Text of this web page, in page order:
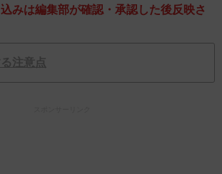
みは編集部が確認・承認した後反映さ
注意点